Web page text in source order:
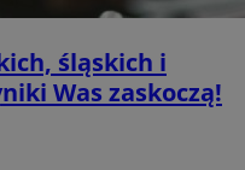
śląskich i
Was zaskoczą!